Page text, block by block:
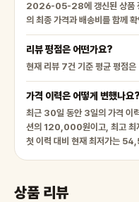
2026-05-28에 갱신된 상품 정
의 최종 가격과 배송비를 함께
리뷰 평점은 어떤가요?
현재 리뷰 7건 기준 평균 평점
가격 이력은 어떻게 변했나요?
최근 30일 동안 3일의 가격 이
션의 120,000원이고, 최고
첫 이력 대비 현재 최저가는
상품 리뷰